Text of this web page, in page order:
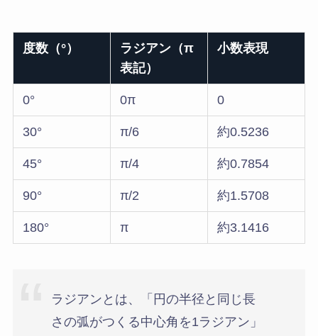
度数（°）
ラジアン（π
表記）
小数表現
0° 0π 0
30° π/6 約0.5236
45° π/4 約0.7854
90° π/2 約1.5708
180° π 約3.1416
ラジアンとは、「円の半径と同じ長
さの弧がつくる中心角を1ラジアン」